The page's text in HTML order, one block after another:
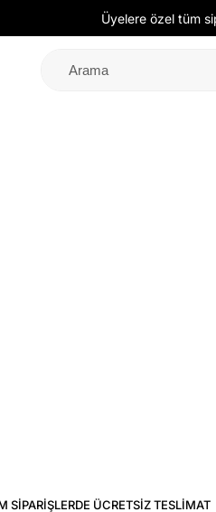
Üyelere özel tüm
SIPARIŞLERDE ÜCRETSIZ TESLIMAT